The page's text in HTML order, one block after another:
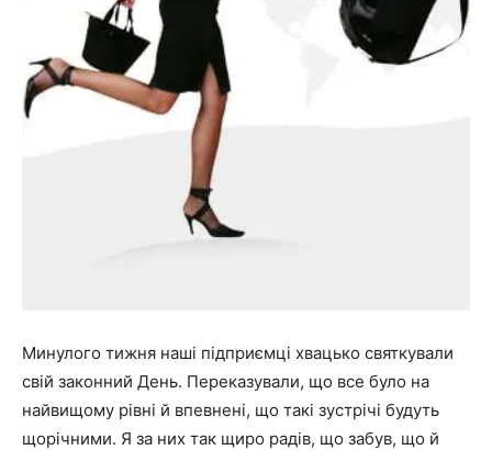
Минулого тижня наші підприємці хвацько святкували
свій законний День. Переказували, що все було на
найвищому рівні й впевнені, що такі зустрічі будуть
щорічними. Я за них так щиро радів, що забув, що й